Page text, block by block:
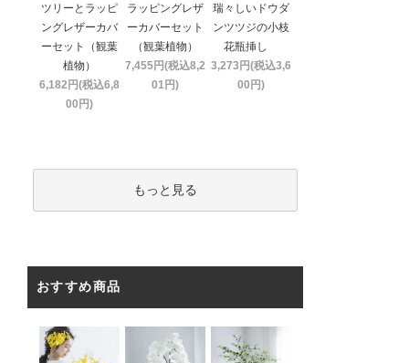
ツリーとラッピ
ングレザーカバ
ーセット（観葉
植物）
6,182円(税込6,8
00円)
ラッピングレザ
ーカバーセット
（観葉植物）
7,455円(税込8,2
01円)
瑞々しいドウダ
ンツツジの小枝
花瓶挿し
3,273円(税込3,6
00円)
もっと見る
おすすめ商品